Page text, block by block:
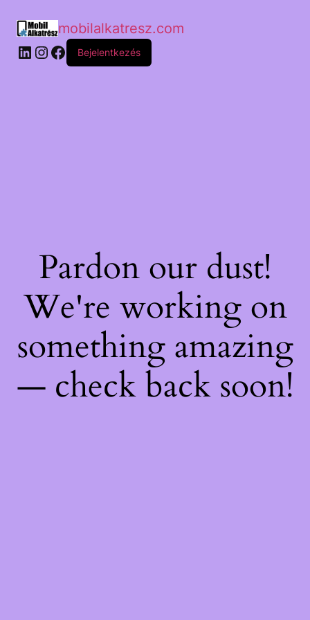
mobilalkatresz.com
Bejelentkezés
Pardon our dust!
We're working on
something amazing
— check back soon!